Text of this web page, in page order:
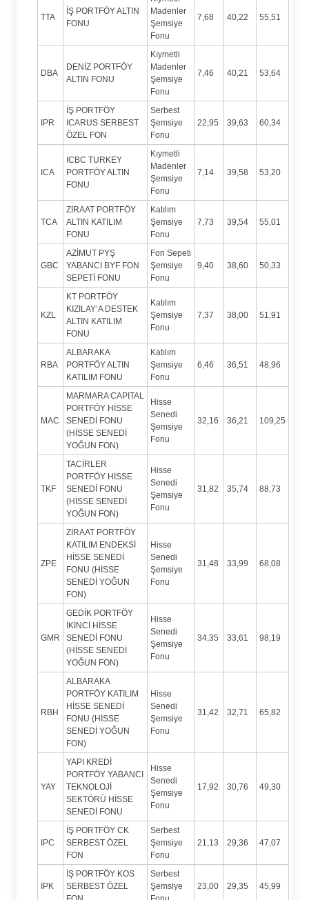
TTA
İŞ PORTFÖY ALTIN
FONU
Madenler
Şemsiye
Fonu
7,68 40,22 55,51
DBA
DENİZ PORTFÖY
ALTIN FONU
Kıymetli
Madenler
Şemsiye
Fonu
7,46 40,21 53,64
IPR
İŞ PORTFÖY
ICARUS SERBEST
ÖZEL FON
Serbest
Şemsiye
Fonu
22,95 39,63 60,34
ICA
ICBC TURKEY
PORTFÖY ALTIN
FONU
Kıymetli
Madenler
Şemsiye
Fonu
7,14 39,58 53,20
TCA
ZİRAAT PORTFÖY
ALTIN KATILIM
FONU
Katılım
Şemsiye
Fonu
7,73 39,54 55,01
GBC
AZİMUT PYŞ
YABANCI BYF FON
SEPETİ FONU
Fon Sepeti
Şemsiye
Fonu
9,40 38,60 50,33
KZL
KT PORTFÖY
KIZILAY’A DESTEK
ALTIN KATILIM
FONU
Katılım
Şemsiye
Fonu
7,37 38,00 51,91
RBA
ALBARAKA
PORTFÖY ALTIN
KATILIM FONU
Katılım
Şemsiye
Fonu
6,46 36,51 48,96
MAC
MARMARA CAPITAL
PORTFÖY HİSSE
SENEDİ FONU
(HİSSE SENEDİ
YOĞUN FON)
Hisse
Senedi
Şemsiye
Fonu
32,16 36,21 109,25
TKF
TACİRLER
PORTFÖY HİSSE
SENEDİ FONU
(HİSSE SENEDİ
YOĞUN FON)
Hisse
Senedi
Şemsiye
Fonu
31,82 35,74 88,73
ZPE
ZİRAAT PORTFÖY
KATILIM ENDEKSİ
HİSSE SENEDİ
FONU (HİSSE
SENEDİ YOĞUN
FON)
Hisse
Senedi
Şemsiye
Fonu
31,48 33,99 68,08
GMR
GEDİK PORTFÖY
İKİNCİ HİSSE
SENEDİ FONU
(HİSSE SENEDİ
YOĞUN FON)
Hisse
Senedi
Şemsiye
Fonu
34,35 33,61 98,19
RBH
ALBARAKA
PORTFÖY KATILIM
HİSSE SENEDİ
FONU (HİSSE
SENEDİ YOĞUN
FON)
Hisse
Senedi
Şemsiye
Fonu
31,42 32,71 65,82
YAY
YAPI KREDİ
PORTFÖY YABANCI
TEKNOLOJİ
SEKTÖRÜ HİSSE
SENEDİ FONU
Hisse
Senedi
Şemsiye
Fonu
17,92 30,76 49,30
IPC
İŞ PORTFÖY CK
SERBEST ÖZEL
FON
Serbest
Şemsiye
Fonu
21,13 29,36 47,07
IPK
İŞ PORTFÖY KOS
SERBEST ÖZEL
Serbest
Şemsiye
23,00 29,35 45,99